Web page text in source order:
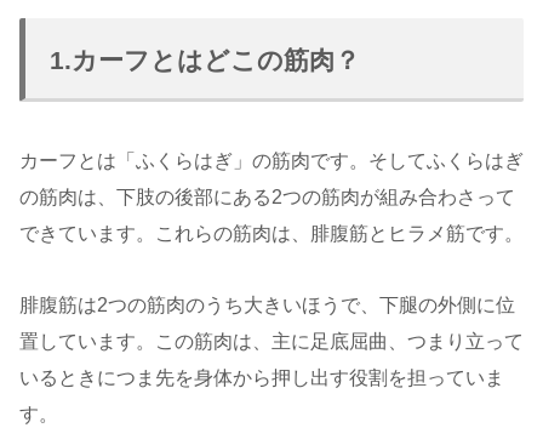
1.カーフとはどこの筋肉？
カーフとは「ふくらはぎ」の筋肉です。そしてふくらはぎ
の筋肉は、下肢の後部にある2つの筋肉が組み合わさって
できています。これらの筋肉は、腓腹筋とヒラメ筋です。
腓腹筋は2つの筋肉のうち大きいほうで、下腿の外側に位
置しています。この筋肉は、主に足底屈曲、つまり立って
いるときにつま先を身体から押し出す役割を担っていま
す。